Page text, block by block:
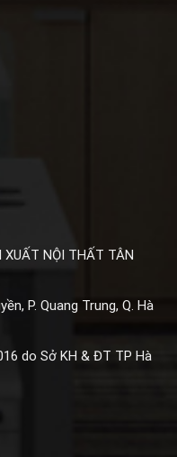
XUẤT NỘI THẤT TÂN
P. Quang Trung, Q. Hà
do Sở KH & ĐT TP Hà